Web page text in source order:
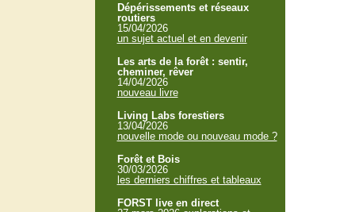
Dépérissements et réseaux
routiers
15/04/2026
un sujet actuel et en devenir
Les arts de la forêt : sentir,
cheminer, rêver
14/04/2026
nouveau livre
Living Labs forestiers
13/04/2026
nouvelle mode ou nouveau mode ?
Forêt et Bois
30/03/2026
les derniers chiffres et tableaux
FORST live en direct